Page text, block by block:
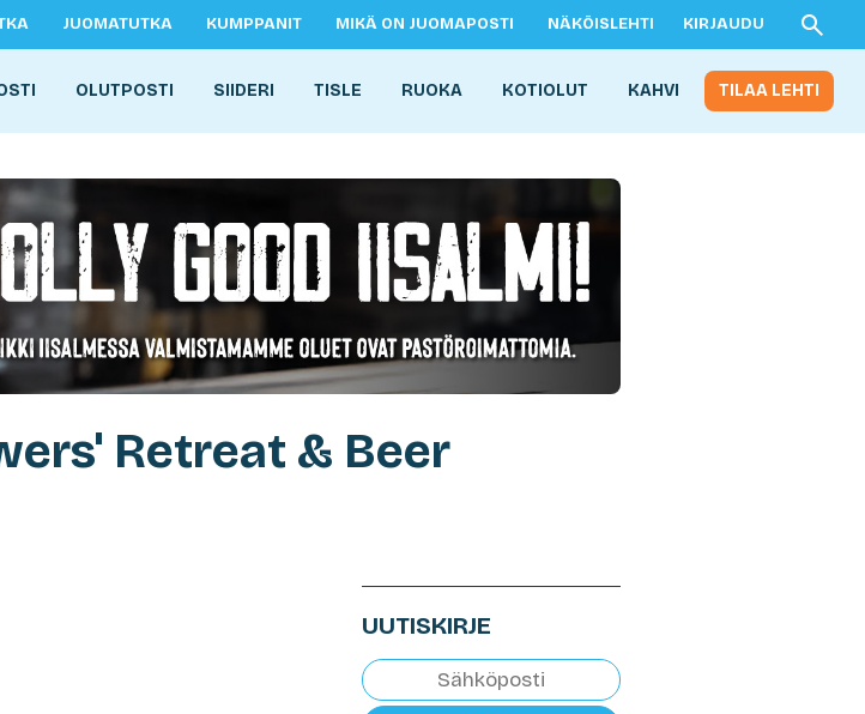
JUOMATUTKA KUMPPANIT MIKÄ ON JUOMAPOSTI NÄKÖISLEHTI KIRJAUDU
OLUTPOSTI SIIDERI TISLE RUOKA KOTIOLUT KAHVI TILAA LEHTI
Retreat & Beer
UUTISKIRJE